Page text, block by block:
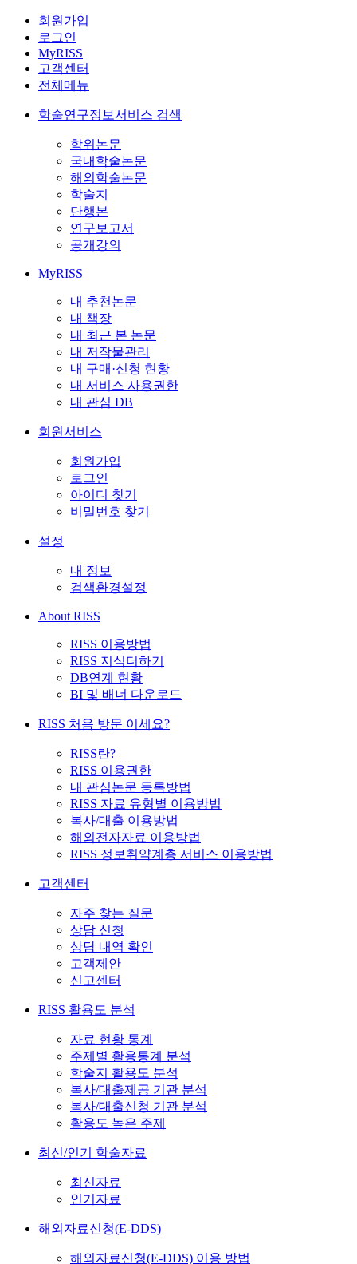
회원가입
로그인
MyRISS
고객센터
전체메뉴
학술연구정보서비스 검색
학위논문
국내학술논문
해외학술논문
학술지
단행본
연구보고서
공개강의
MyRISS
내 추천논문
내 책장
내 최근 본 논문
내 저작물관리
내 구매·신청 현황
내 서비스 사용권한
내 관심 DB
회원서비스
회원가입
로그인
아이디 찾기
비밀번호 찾기
설정
내 정보
검색환경설정
About RISS
RISS 이용방법
RISS 지식더하기
DB연계 현황
BI 및 배너 다운로드
RISS 처음 방문 이세요?
RISS란?
RISS 이용권한
내 관심논문 등록방법
RISS 자료 유형별 이용방법
복사/대출 이용방법
해외전자자료 이용방법
RISS 정보취약계층 서비스 이용방법
고객센터
자주 찾는 질문
상담 신청
상담 내역 확인
고객제안
신고센터
RISS 활용도 분석
자료 현황 통계
주제별 활용통계 분석
학술지 활용도 분석
복사/대출제공 기관 분석
복사/대출신청 기관 분석
활용도 높은 주제
최신/인기 학술자료
최신자료
인기자료
해외자료신청(E-DDS)
해외자료신청(E-DDS) 이용 방법